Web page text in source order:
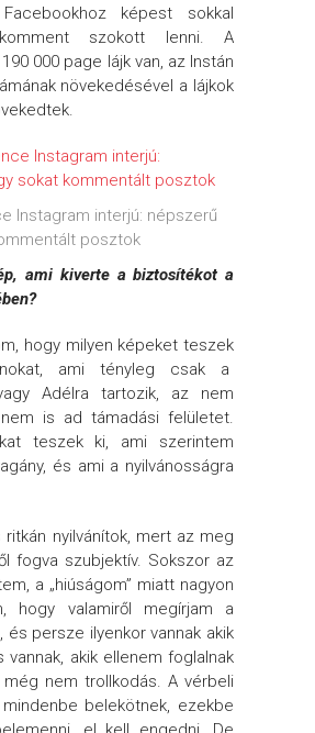
képest sokkal
szokott lenni. A
000 page lájk van, az Instán
növekedésével a lájkok
Instagram interjú: népszerű
posztok
ami kiverte a biztosítékot a
hogy milyen képeket teszek
ami tényleg csak a
Adélra tartozik, az nem
is ad támadási felületet.
teszek ki, ami szerintem
és ami a nyilvánosságra
ritkán nyilvánítok, mert az meg
fogva szubjektív. Sokszor az
a „hiúságom” miatt nagyon
hogy valamiről megírjam a
és persze ilyenkor vannak akik
vannak, akik ellenem foglalnak
nem trollkodás. A vérbeli
belekötnek, ezekbe